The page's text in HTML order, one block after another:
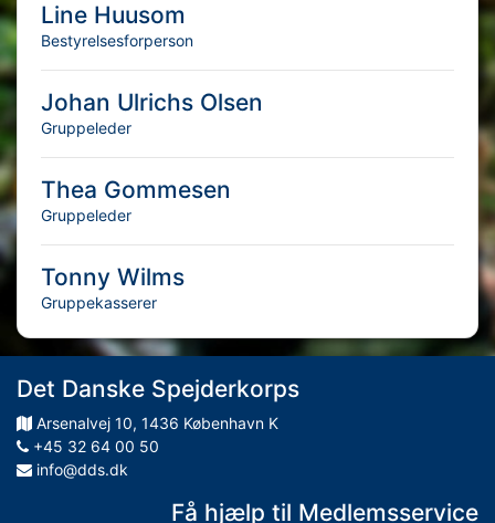
Line Huusom
Bestyrelsesforperson
Johan Ulrichs Olsen
Gruppeleder
Thea Gommesen
Gruppeleder
Tonny Wilms
Gruppekasserer
Det Danske Spejderkorps
Arsenalvej 10, 1436 København K
+45 32 64 00 50
info@dds.dk
Få hjælp til Medlemsservice